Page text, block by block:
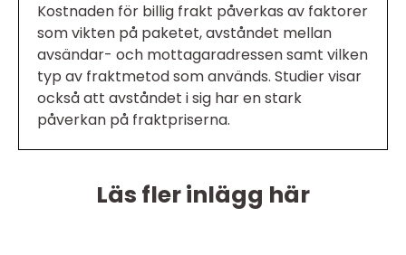
Kostnaden för billig frakt påverkas av faktorer
som vikten på paketet, avståndet mellan
avsändar- och mottagaradressen samt vilken
typ av fraktmetod som används. Studier visar
också att avståndet i sig har en stark
påverkan på fraktpriserna.
Läs fler inlägg här